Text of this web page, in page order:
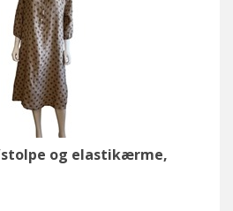
og elastikærme,